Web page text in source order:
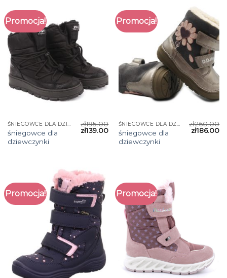
Promocja!
ŚNIEGOWCE DLA DZIEWCZYNKI
śniegowce dla
dziewczynki
zł195.00
zł139.00
Promocja!
ŚNIEGOWCE DLA DZIEWCZYNKI
śniegowce dla
dziewczynki
zł260.00
zł186.00
Promocja! Promocja!